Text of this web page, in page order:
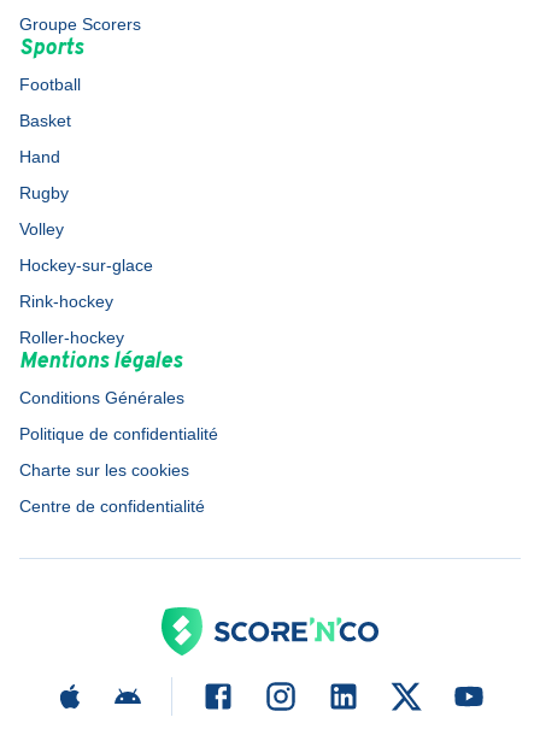
Groupe Scorers
Sports
Football
Basket
Hand
Rugby
Volley
Hockey-sur-glace
Rink-hockey
Roller-hockey
Mentions légales
Conditions Générales
Politique de confidentialité
Charte sur les cookies
Centre de confidentialité